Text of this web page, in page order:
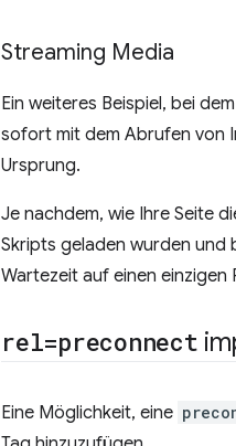
Streaming Media
Ein weiteres Beispiel, bei
sofort mit dem Abrufen von
Ursprung.
Je nachdem, wie Ihre Seite
Skripts geladen wurden und
Wartezeit auf einen
rel=preconnect
Eine Möglichkeit, eine